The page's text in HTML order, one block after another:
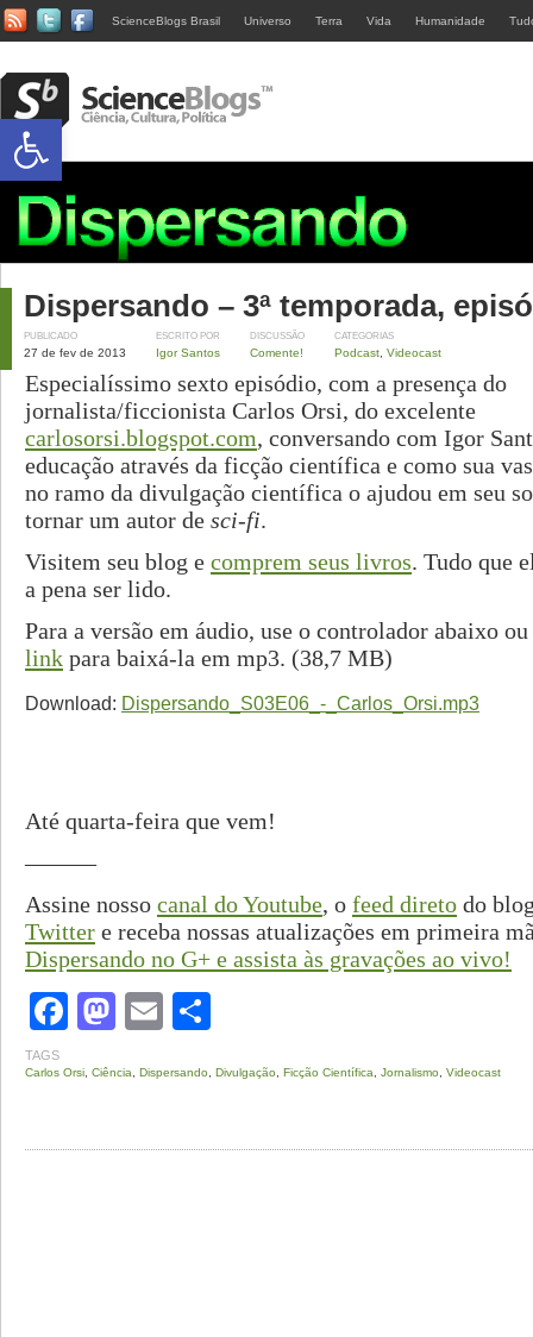
ScienceBlogs Brasil Universo Terra Vida Humanidade
Dispersando – 3ª temporada,
PUBLICADO
27 de fev de 2013
ESCRITO POR
Igor Santos
DISCUSSÃO
Comente!
CATEGORIAS
Podcast Videocast
Especialíssimo sexto episódio, com a presença do
jornalista/ficcionista Carlos Orsi, do excelente
carlosorsi.blogspot.com, conversando com Igor
educação através da ficção científica e como sua
no ramo da divulgação científica o ajudou em seu
tornar um autor de sci-fi.
Visitem seu blog e comprem seus livros. Tudo que
a pena ser lido.
Para a versão em áudio, use o controlador abaixo ou
link para baixá-la em mp3. (38,7 MB)
Download: Dispersando_S03E06_-_Carlos_Orsi.mp3
Até quarta-feira que vem!
———
Assine nosso canal do Youtube, o feed direto do
Twitter e receba nossas atualizações em primeira
Dispersando no G+ e assista às gravações ao vivo!
Facebook
Mastodon
Email
TAGS
Carlos Orsi Ciência Dispersando Divulgação Ficção Científica Jornalismo Videocast
Abrir a barra de ferramentas